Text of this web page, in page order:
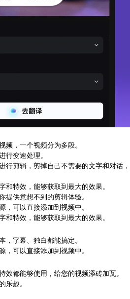
，一个视频分为多段。
变速处理。
行剪辑，剪掉自己不需要的文字和对话，
特效，能够获取到最大的效果。
供意想不到的剪辑体验。
可以直接添加到视频中。
特效，能够获取到最大的效果。
字幕、独白都能搞定。
可以直接添加到视频中。
都能够使用，给您的视频添砖加瓦。
趣。